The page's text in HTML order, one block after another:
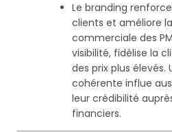
Le branding
clients et améliore
commerciale des
visibilité, fidélise la
des prix plus élevés.
cohérente influe
leur crédibilité
financiers.